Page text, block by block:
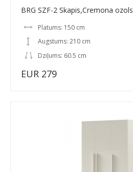
BRG SZF-2 Skapis,Cremona ozols
Platums: 150 cm
Augstums: 210 cm
Dziļums: 60.5 cm
EUR 279